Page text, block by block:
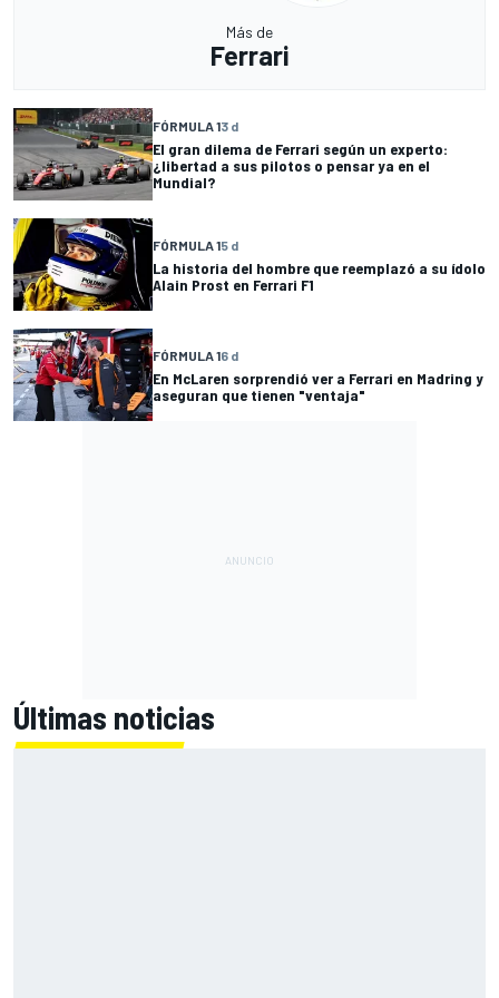
Más de
Ferrari
FÓRMULA 13 d
El gran dilema de Ferrari según un experto:
¿libertad a sus pilotos o pensar ya en el
Mundial?
FÓRMULA 15 d
La historia del hombre que reemplazó a su ídolo
Alain Prost en Ferrari F1
FÓRMULA 16 d
En McLaren sorprendió ver a Ferrari en Madring y
aseguran que tienen "ventaja"
Últimas noticias